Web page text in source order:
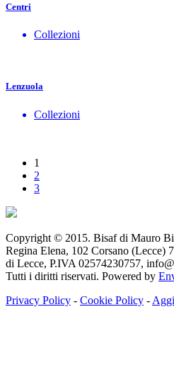
Centri
Collezioni
Lenzuola
Collezioni
1
2
3
Copyright © 2015. Bisaf di Mauro
Regina Elena, 102 Corsano (Lecce)
di Lecce, P.IVA 02574230757,
Tutti i diritti riservati. Powered by
Privacy Policy - Cookie Policy -